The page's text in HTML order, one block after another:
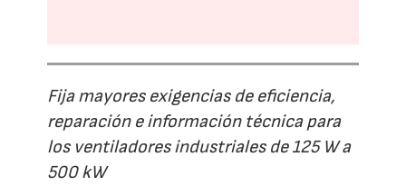
Fija mayores exigencias de eficiencia,
reparación e información técnica para
los ventiladores industriales de 125 W a
500 kW